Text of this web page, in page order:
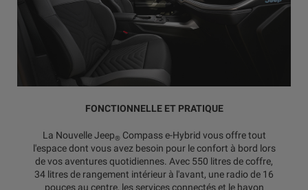
FONCTIONNELLE ET PRATIQUE
La Nouvelle Jeep® Compass e-Hybrid vous offre tout
l'espace dont vous avez besoin pour le confort à bord lors
de vos aventures quotidiennes. Avec 550 litres de coffre,
34 litres de rangement intérieur à l'avant, une radio de 16
pouces au centre, les services connectés et le hayon